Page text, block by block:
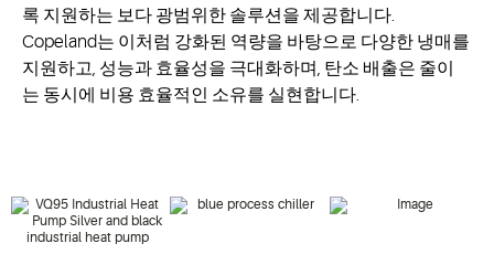
록 지원하는 보다 광범위한 솔루션을 제공합니다.
Copeland는 이처럼 강화된 역량을 바탕으로 다양한 냉매를
지원하고, 성능과 효율성을 극대화하며, 탄소 배출은 줄이
는 동시에 비용 효율적인 소유를 실현합니다.